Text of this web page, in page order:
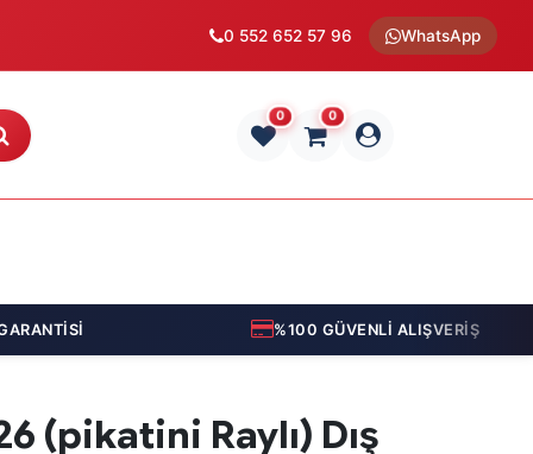
0 552 652 57 96 WhatsApp
0 0
%100 GÜVENLİ ALIŞVERİŞ
(pikatini Raylı) Dış